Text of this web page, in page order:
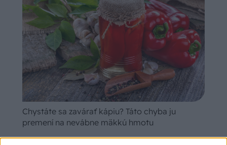
Chystáte sa zavárať kápiu? Táto chyba ju
premení na nevábne mäkkú hmotu